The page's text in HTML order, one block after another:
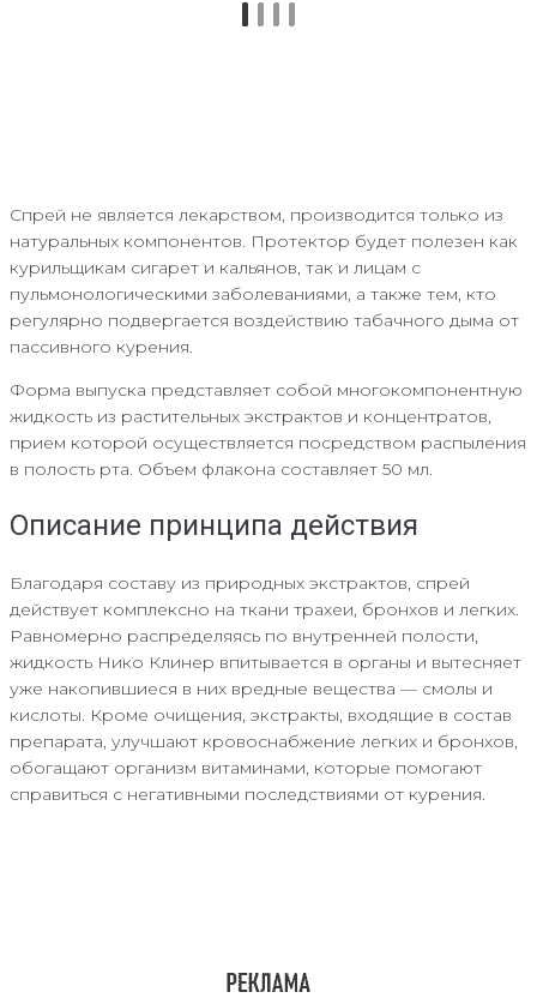
Спрей не является лекарством, производится только из
натуральных компонентов. Протектор будет полезен как
курильщикам сигарет и кальянов, так и лицам с
пульмонологическими заболеваниями, а также тем, кто
регулярно подвергается воздействию табачного дыма от
пассивного курения.
Форма выпуска представляет собой многокомпонентную
жидкость из растительных экстрактов и концентратов,
прием которой осуществляется посредством распыления
в полость рта. Объем флакона составляет 50 мл.
Описание принципа действия
Благодаря составу из природных экстрактов, спрей
действует комплексно на ткани трахеи, бронхов и легких.
Равномерно распределяясь по внутренней полости,
жидкость Нико Клинер впитывается в органы и вытесняет
уже накопившиеся в них вредные вещества — смолы и
кислоты. Кроме очищения, экстракты, входящие в состав
препарата, улучшают кровоснабжение легких и бронхов,
обогащают организм витаминами, которые помогают
справиться с негативными последствиями от курения.